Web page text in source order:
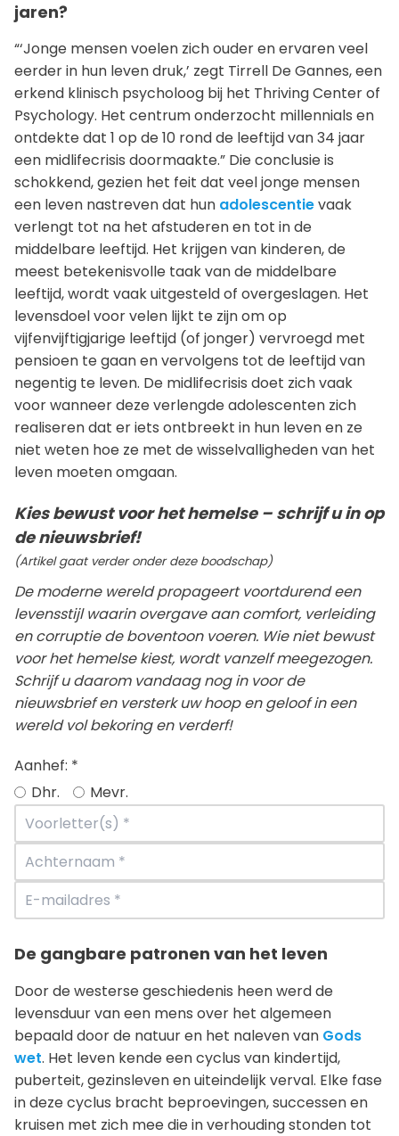
jaren?
“‘Jonge mensen voelen zich ouder en ervaren veel
eerder in hun leven druk,’ zegt Tirrell De Gannes, een
erkend klinisch psycholoog bij het Thriving Center of
Psychology. Het centrum onderzocht millennials en
ontdekte dat 1 op de 10 rond de leeftijd van 34 jaar
een midlifecrisis doormaakte.” Die conclusie is
schokkend, gezien het feit dat veel jonge mensen
een leven nastreven dat hun adolescentievaak
verlengt tot na het afstuderen en tot in de
middelbare leeftijd. Het krijgen van kinderen, de
meest betekenisvolle taak van de middelbare
leeftijd, wordt vaak uitgesteld of overgeslagen. Het
levensdoel voor velen lijkt te zijn om op
vijfenvijftigjarige leeftijd (of jonger) vervroegd met
pensioen te gaan en vervolgens tot de leeftijd van
negentig te leven. De midlifecrisis doet zich vaak
voor wanneer deze verlengde adolescenten zich
realiseren dat er iets ontbreekt in hun leven en ze
niet weten hoe ze met de wisselvalligheden van het
leven moeten omgaan.
Kies bewust voor het hemelse – schrijf u in op
de nieuwsbrief!
(Artikel gaat verder onder deze boodschap)
De moderne wereld propageert voortdurend een
levensstijl waarin overgave aan comfort, verleiding
en corruptie de boventoon voeren. Wie niet bewust
voor het hemelse kiest, wordt vanzelf meegezogen.
Schrijf u daarom vandaag nog in voor de
nieuwsbrief en versterk uw hoop en geloof in een
wereld vol bekoring en verderf!
Aanhef: *
Dhr.
Mevr.
De gangbare patronen van het leven
Door de westerse geschiedenis heen werd de
levensduur van een mens over het algemeen
bepaald door de natuur en het naleven van Gods
wet. Het leven kende een cyclus van kindertijd,
puberteit, gezinsleven en uiteindelijk verval. Elke fase
in deze cyclus bracht beproevingen, successen en
kruisen met zich mee die in verhouding stonden tot